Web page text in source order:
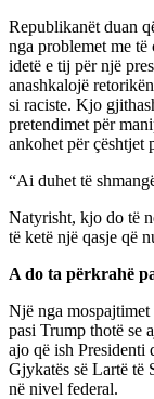
Republikanët duan
nga problemet me
idetë e tij për një
anashkalojë
si raciste. Kjo
pretendimet për
ankohet për çështjet
“Ai duhet të
Natyrisht, kjo do të
të ketë një qasje që
A do ta përkrahë
Një nga
pasi Trump thotë se
ajo që ish Presidenti
Gjykatës së Lartë të
në nivel federal.